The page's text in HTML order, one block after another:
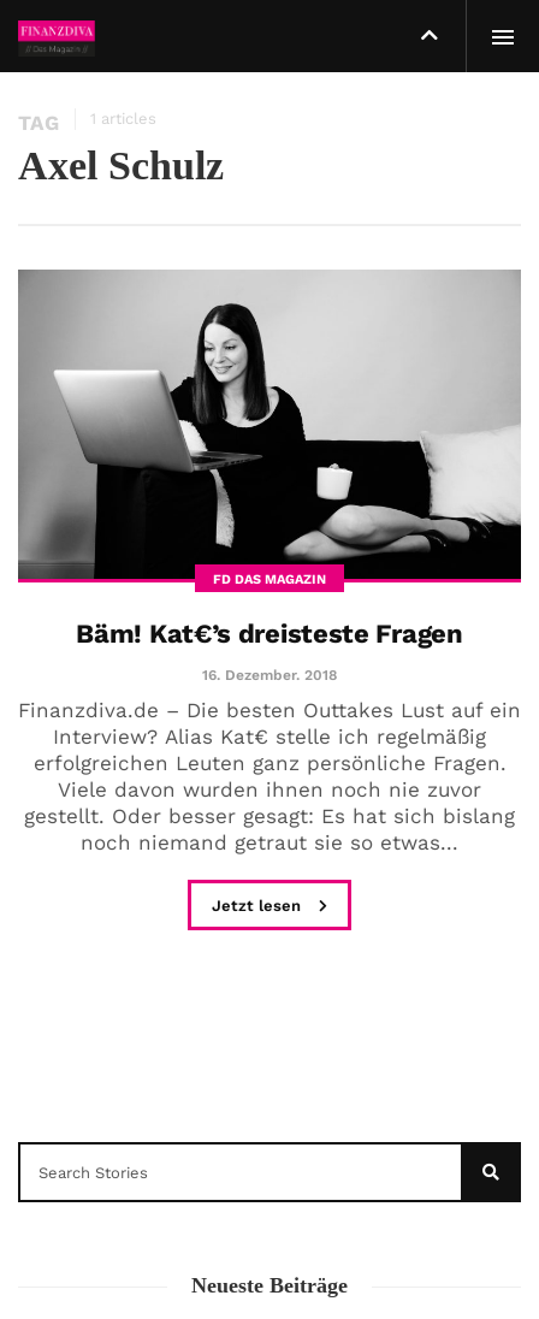
TAG 1 articles
Axel Schulz
FD DAS MAGAZIN
Bäm! Kat€’s dreisteste Fragen
16. Dezember. 2018
Finanzdiva.de – Die besten Outtakes Lust auf ein
Interview? Alias Kat€ stelle ich regelmäßig
erfolgreichen Leuten ganz persönliche Fragen.
Viele davon wurden ihnen noch nie zuvor
gestellt. Oder besser gesagt: Es hat sich bislang
noch niemand getraut sie so etwas...
Jetzt lesen
Neueste Beiträge